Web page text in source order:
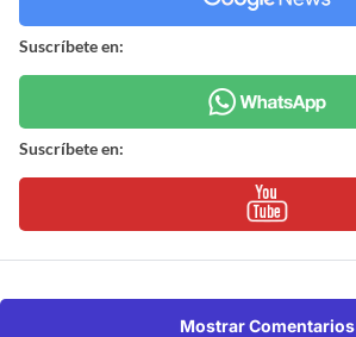
Suscríbete en:
Suscríbete en:
Mostrar Comentarios